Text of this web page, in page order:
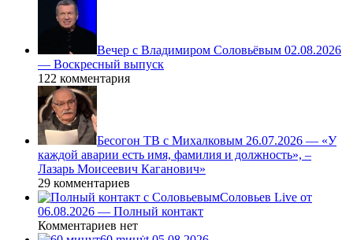
Вечер с Владимиром Соловьёвым 02.08.2026
— Воскресный выпуск
122 комментария
Бесогон ТВ с Михалковым 26.07.2026 — «У
каждой аварии есть имя, фамилия и должность», –
Лазарь Моисеевич Каганович»
29 комментариев
Соловьев Live от
06.08.2026 — Полный контакт
Комментариев нет